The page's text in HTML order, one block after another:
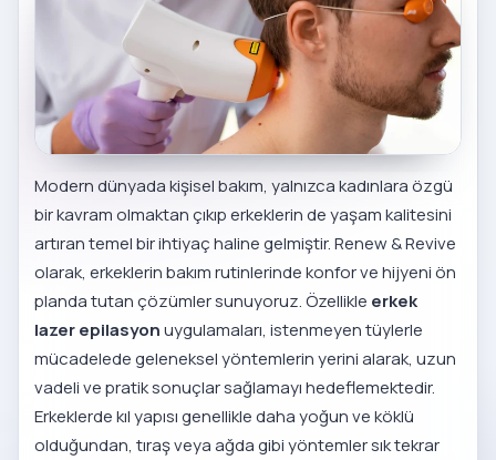
Modern dünyada kişisel bakım, yalnızca kadınlara özgü
bir kavram olmaktan çıkıp erkeklerin de yaşam kalitesini
artıran temel bir ihtiyaç haline gelmiştir. Renew & Revive
olarak, erkeklerin bakım rutinlerinde konfor ve hijyeni ön
planda tutan çözümler sunuyoruz. Özellikle erkek
lazer epilasyonuygulamaları, istenmeyen tüylerle
mücadelede geleneksel yöntemlerin yerini alarak, uzun
vadeli ve pratik sonuçlar sağlamayı hedeflemektedir.
Erkeklerde kıl yapısı genellikle daha yoğun ve köklü
olduğundan, tıraş veya ağda gibi yöntemler sık tekrar